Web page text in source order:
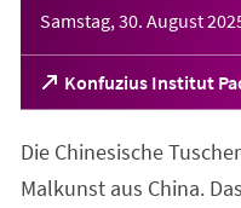
Samstag, 30. August
Konfuzius Institut
(Öffnet
in
neuen
Tab)
Die Chinesische
Malkunst aus China.